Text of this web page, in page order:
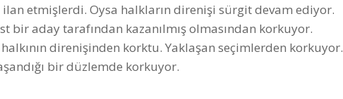
ilan etmişlerdi. Oysa halkların direnişi sürgit devam ediyor.
bir aday tarafından kazanılmış olmasından korkuyor.
direnişinden korktu. Yaklaşan seçimlerden korkuyor.
bir düzlemde korkuyor.